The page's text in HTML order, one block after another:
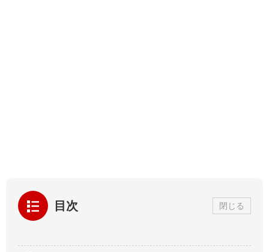
目次 閉じる